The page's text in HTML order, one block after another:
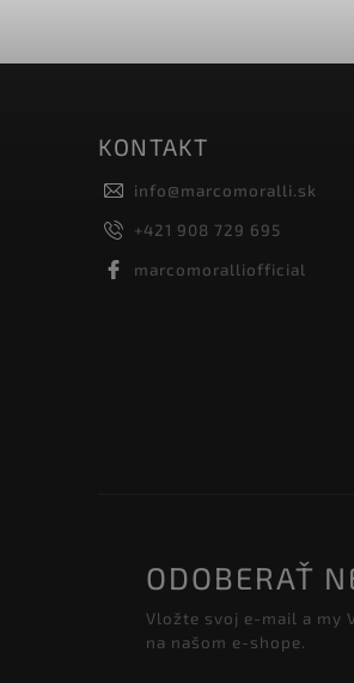
KONTAKT
info@marcomoralli.sk
+421 908 729 695
marcomoralliofficial
ODOBERAŤ
Vložte svoj e-mail a my
na našom e-shope.